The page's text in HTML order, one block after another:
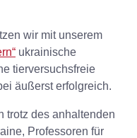
wir mit unserem
ukrainische
tierversuchsfreie
äußerst erfolgreich.
trotz des anhaltenden
Professoren für